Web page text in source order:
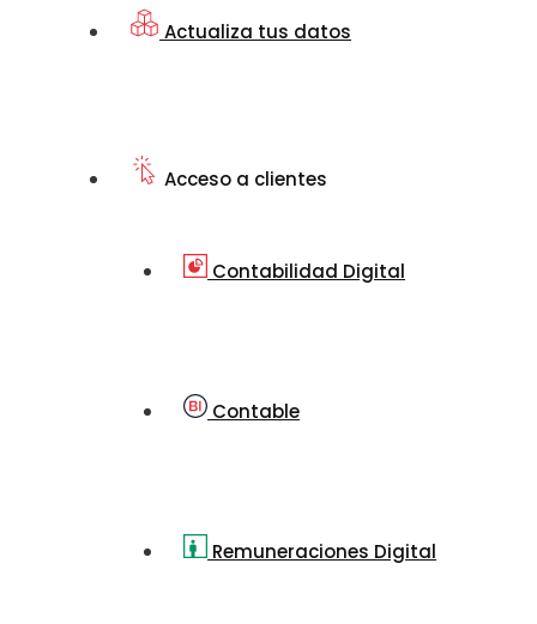
Actualiza tus datos
Acceso a clientes
Contabilidad Digital
Contable
Remuneraciones Digital